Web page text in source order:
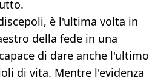
è l'ultima volta in
della fede in una
di dare anche l'ultimo
di vita. Mentre l'evidenza